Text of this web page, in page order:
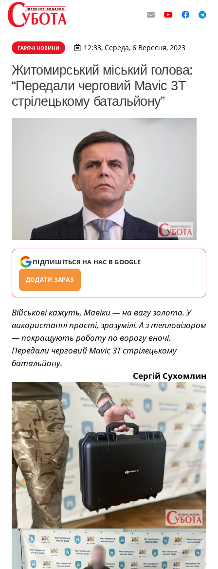
ГАРЯЧІ НОВИНИ 12:33, Середа, 6 Вересня, 2023
Житомирський міський голова:
“Передали черговий Mavic 3T
стрілецькому батальйону”
ПІДПИШІТЬСЯ НА НАС В GOOGLE
ДОДАТИ ЗАРАЗ
Військові кажуть, Мавіки — на вагу золота. У
використанні прості, зрозумілі. А з тепловізором
— покращують роботу по ворогу вночі.
Передали черговий Mavic 3T стрілецькому
батальйону.
Сергій Сухомлин